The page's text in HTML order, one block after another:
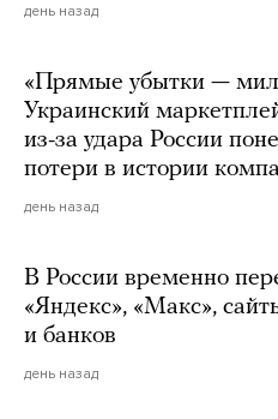
день назад
«Прямые убытки —
Украинский
из-за удара России
потери в истории
день назад
В России временно
«Яндекс», «Макс»,
и банков
день назад